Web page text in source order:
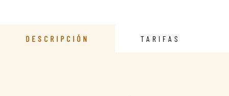
DESCRIPCIÓN TARIFAS